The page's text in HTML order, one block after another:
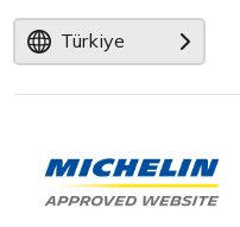
Türkiye